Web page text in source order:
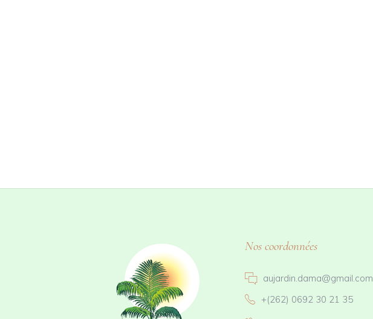
Nos coordonnées
aujardin.dama@gmail.com
+(262) 0692 30 21 35